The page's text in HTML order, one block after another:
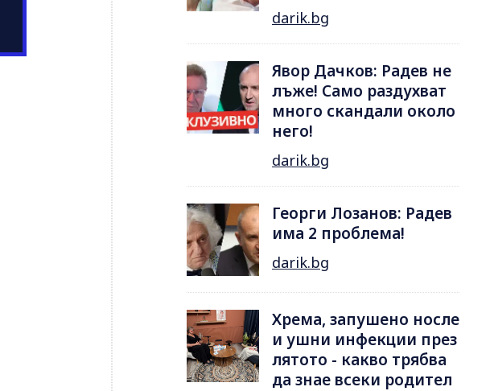
darik.bg
Явор Дачков: Радев не
лъже! Само раздухват
много скандали около
него!
darik.bg
Георги Лозанов: Радев
има 2 проблема!
darik.bg
Хрема, запушено носле
и ушни инфекции през
лятотo - какво трябва
да знае всеки родител